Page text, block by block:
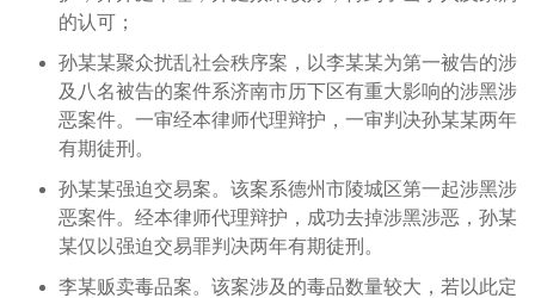
的认可；
孙某某聚众扰乱社会秩序案，以李某某为第一被告的涉
及八名被告的案件系济南市历下区有重大影响的涉黑涉
恶案件。一审经本律师代理辩护，一审判决孙某某两年
有期徒刑。
孙某某强迫交易案。该案系德州市陵城区第一起涉黑涉
恶案件。经本律师代理辩护，成功去掉涉黑涉恶，孙某
某仅以强迫交易罪判决两年有期徒刑。
李某贩卖毒品案。该案涉及的毒品数量较大，若以此定